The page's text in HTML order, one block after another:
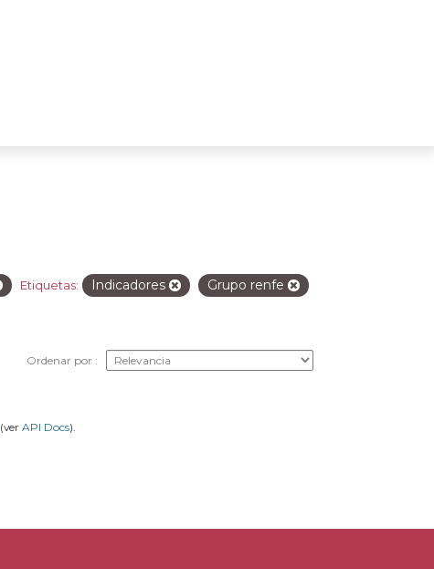
Etiquetas: Indicadores
Grupo renfe
Ordenar por
(ver API Docs).